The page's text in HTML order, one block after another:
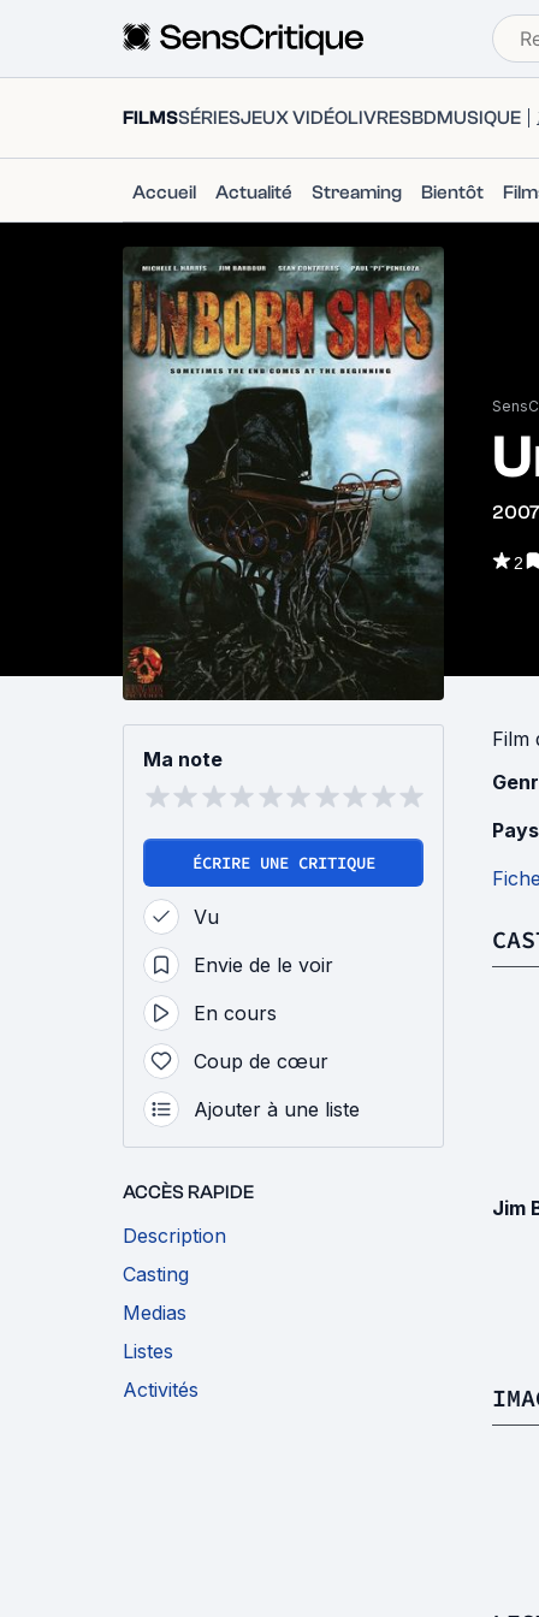
FILMSSÉRIESJEUX VIDÉOLIVRESBDMUSIQUE
Accueil Actualité Streaming Bientôt
2007
2
Ma note
ÉCRIRE UNE CRITIQUE
Vu
Envie de le voir
En cours
Coup de cœur
Ajouter à une liste
ACCÈS RAPIDE
Description
Casting
Medias
Listes
Activités
Film
Jim